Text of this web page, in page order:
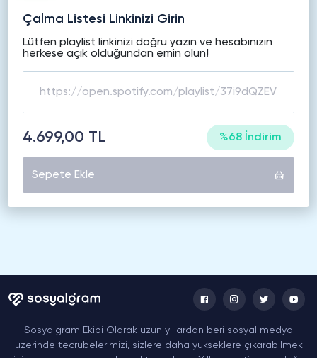
Çalma Listesi Linkinizi Girin
Lütfen playlist linkinizi doğru yazın ve hesabınızın
herkese açık olduğundan emin olun!
4.699,00 TL %68 İndirim
Sepete Ekle
Sosyalgram Ekibi Olarak uzun yıllardan beri sosyal medya
üzerinde tecrübelerimizi, sizlere daha yükseklere çıkarabilmek